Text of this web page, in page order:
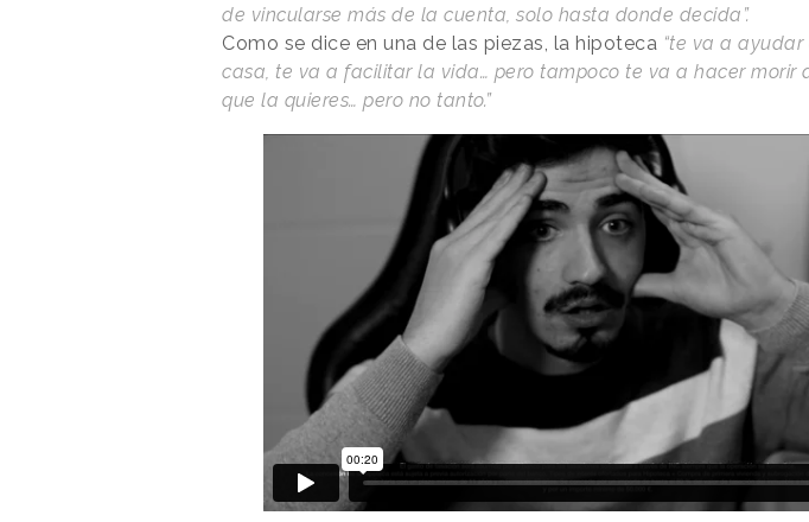
de vincularse más de la cuenta, solo hasta donde decida”.
Como se dice en una de las piezas, la hipoteca “te va a
casa, te va a facilitar la vida… pero tampoco te va a hacer morir
que la quieres… pero no tanto.”